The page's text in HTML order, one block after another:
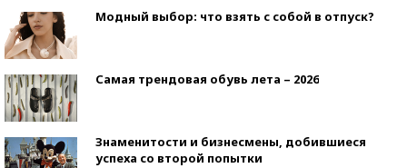
Модный выбор: что взять с собой в отпуск?
Самая трендовая обувь лета – 2026
Знаменитости и бизнесмены, добившиеся
успеха со второй попытки